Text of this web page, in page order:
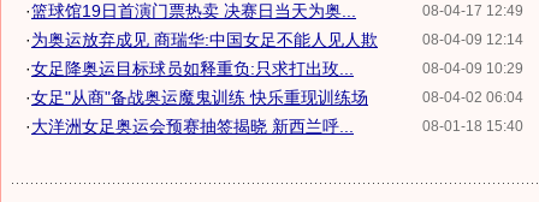
08-04-17 12:49
·篮球馆19日首演门票热卖 决赛日当天为奥...
08-04-09 12:14
·为奥运放弃成见 商瑞华:中国女足不能人见人欺
08-04-09 10:29
·女足降奥运目标球员如释重负:只求打出玫...
08-04-02 06:04
·女足"从商"备战奥运魔鬼训练 快乐重现训练场
08-01-18 15:40
·大洋洲女足奥运会预赛抽签揭晓 新西兰呼...